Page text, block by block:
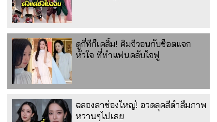
ดูกี่ทีก็เคลิ้ม! คิมจีวอนกับช็อตแจก
หัวใจ ที่ทำแฟนคลับใจฟู
ฉลองลาช่องใหญ่! อวดลุคสีดำลืมภาพ
หวานๆไปเลย